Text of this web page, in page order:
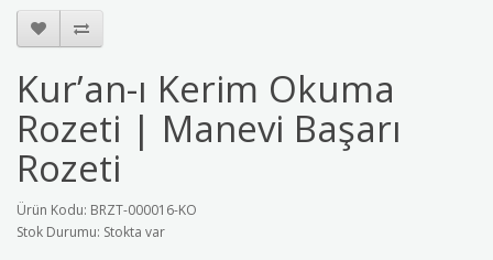
Kur’an-ı Kerim Okuma
Rozeti | Manevi Başarı
Rozeti
Ürün Kodu: BRZT-000016-KO
Stok Durumu: Stokta var